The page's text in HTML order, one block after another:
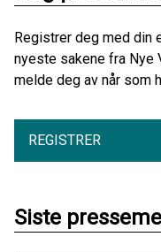
Registrer deg med din
nyeste sakene fra Nye
melde deg av når som
REGISTRER
Siste